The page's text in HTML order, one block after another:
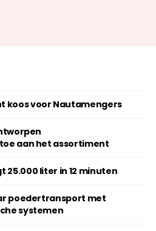
koos voor Nautamengers
aan het assortiment
25.000 liter in 12 minuten
poedertransport met
systemen